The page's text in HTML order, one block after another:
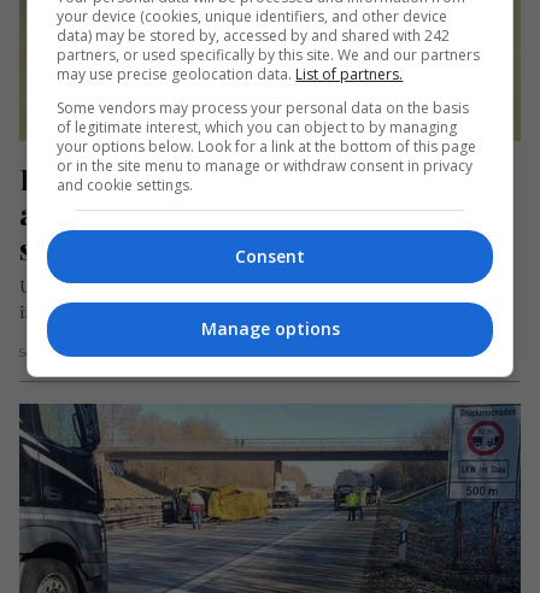
Român din Anglia, căutat de 20 de
ani de justiția română. Își
schimbase numele
Un român condamnat în anul 1999 la șapte ani și șase luni de
închisoare pentru tentativă de omor a fost…
Scris de Mihai Diaconu
your device (cookies, unique identifiers, and other device
data) may be stored by, accessed by and shared with 242
partners, or used specifically by this site. We and our partners
may use precise geolocation data. List of partners.
Some vendors may process your personal data on the basis
of legitimate interest, which you can object to by managing
your options below. Look for a link at the bottom of this page
or in the site menu to manage or withdraw consent in privacy
and cookie settings.
Consent
Manage options